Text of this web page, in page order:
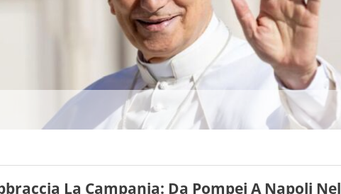
La Campania: Da Pompei A Napoli Nel